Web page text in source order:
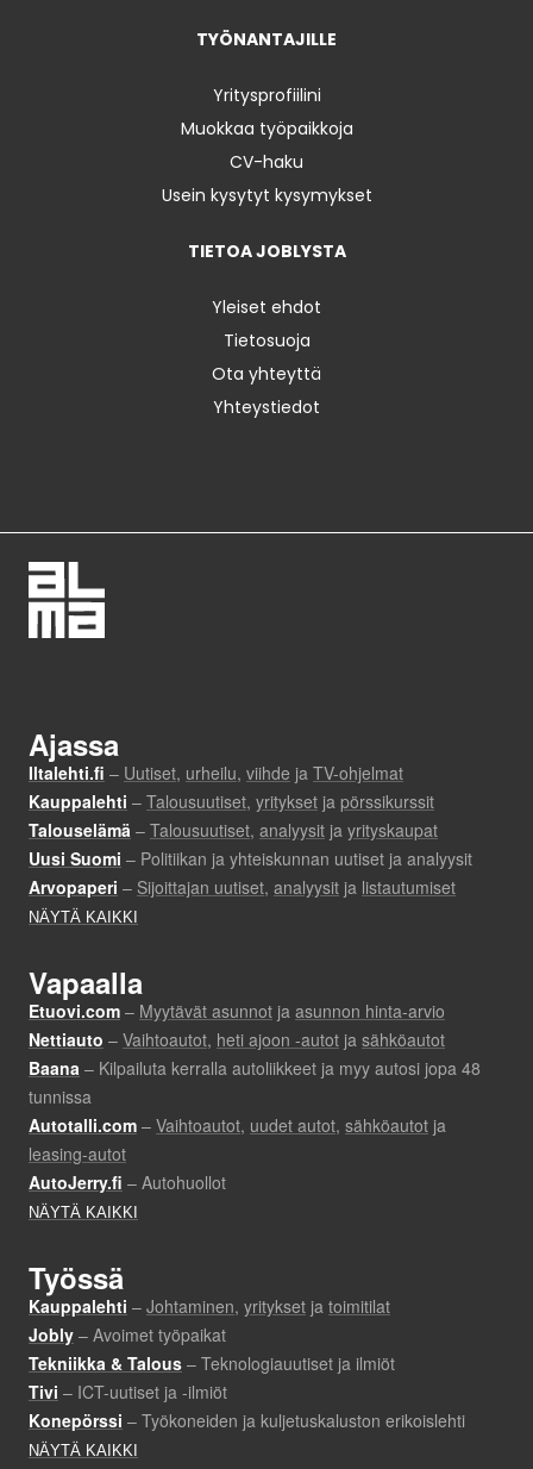
TYÖNANTAJILLE
Yritysprofiilini
Muokkaa työpaikkoja
CV-haku
Usein kysytyt kysymykset
TIETOA JOBLYSTA
Yleiset ehdot
Tietosuoja
Ota yhteyttä
Yhteystiedot